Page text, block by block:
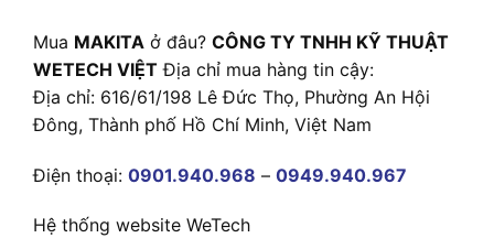
Mua MAKITA ở đâu? CÔNG TY TNHH KỸ THUẬT
WETECH VIỆT Địa chỉ mua hàng tin cậy:
Địa chỉ: 616/61/198 Lê Đức Thọ, Phường An Hội
Đông, Thành phố Hồ Chí Minh, Việt Nam
Điện thoại: 0901.940.968 – 0949.940.967
Hệ thống website WeTech